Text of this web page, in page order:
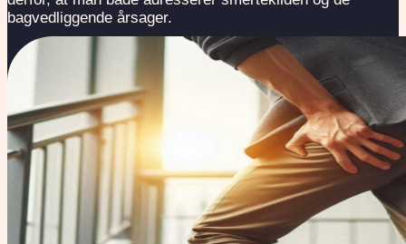
bagvedliggende årsager.